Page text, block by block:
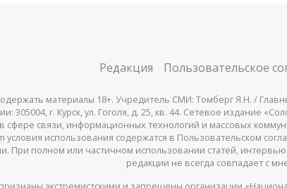
Редакция Пользовательское
материалы 18+. Учредитель СМИ: Томберг Я.Н. /
305004, г. Курск, ул. Гоголя, д. 25, кв. 44. Сетевое издание
сфере связи, информационных технологий и массовых
условия использования содержатся в Пользовательском
При полном или частичном использовании статей,
редакции не всегда совпадает с